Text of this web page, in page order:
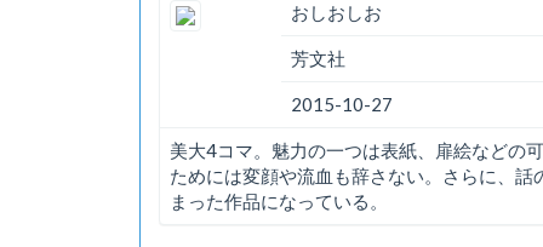
おしおしお
芳文社
2015-10-27
美大4コマ。魅力の一つは表紙、扉絵などの
ためには変顔や流血も辞さない。さらに、
まった作品になっている。